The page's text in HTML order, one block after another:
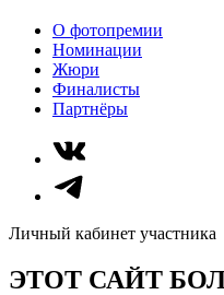
О фотопремии
Номинации
Жюри
Финалисты
Партнёры
Личный кабинет участника
ЭТОТ САЙТ